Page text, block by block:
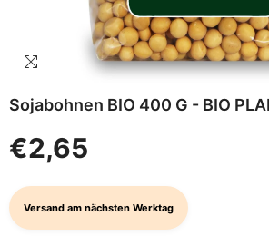
Sojabohnen BIO 400 G - BIO
€2,65
Versand am nächsten Werktag